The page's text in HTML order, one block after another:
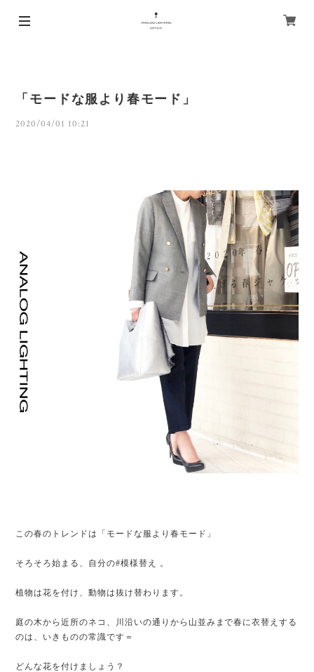
「モードな服より春モード」
2020/04/01 10:21
この春のトレンドは「モードな服より春モード」
そろそろ始まる、自分の#模様替え 。
植物は花を付け、動物は抜け替わります。
庭の木から近所のネコ、川沿いの通りから山並みまで春に衣替えする
のは、いきものの常識です＝
どんな花を付けましょう？